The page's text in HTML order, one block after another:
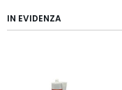
IN EVIDENZA